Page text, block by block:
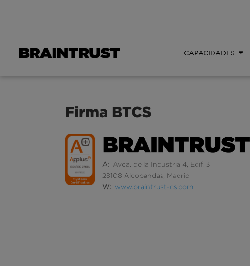
CAPACIDADES
Firma BTCS
A: Avda. de la Industria 4, Edif. 3
28108 Alcobendas, Madrid
W: www.braintrust-cs.com